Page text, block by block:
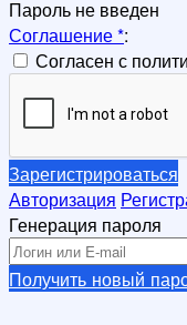
Пароль не введен
Соглашение*:
Согласен с
Зарегистрироваться
Авторизация
Генерация пароля
Получить новый